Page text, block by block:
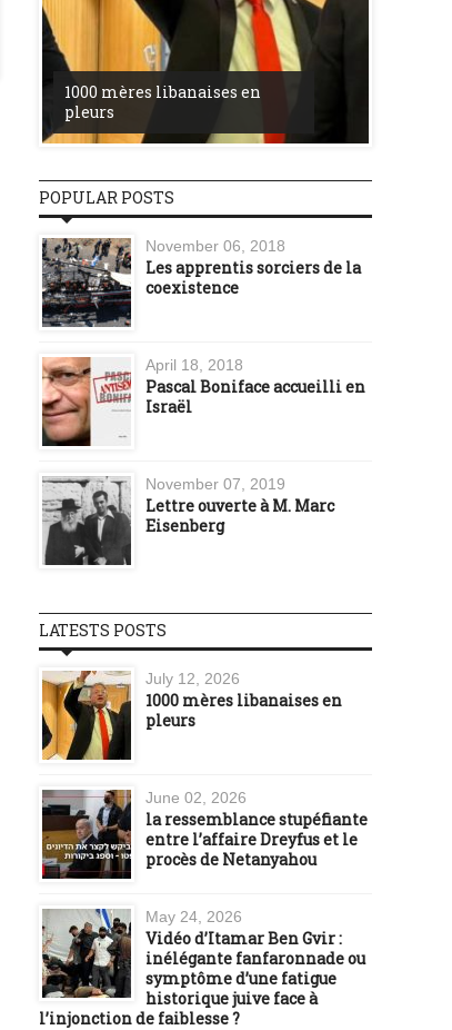
1000 mères libanaises en
pleurs
POPULAR POSTS
November 06, 2018
Les apprentis sorciers de la
coexistence
April 18, 2018
Pascal Boniface accueilli en
Israël
November 07, 2019
Lettre ouverte à M. Marc
Eisenberg
LATESTS POSTS
July 12, 2026
1000 mères libanaises en
pleurs
June 02, 2026
la ressemblance stupéfiante
entre l’affaire Dreyfus et le
procès de Netanyahou
May 24, 2026
Vidéo d’Itamar Ben Gvir :
inélégante fanfaronnade ou
symptôme d’une fatigue
historique juive face à
l’injonction de faiblesse ?